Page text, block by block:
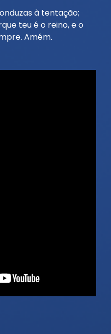
à tentação;
teu é o reino, e o
Amém.